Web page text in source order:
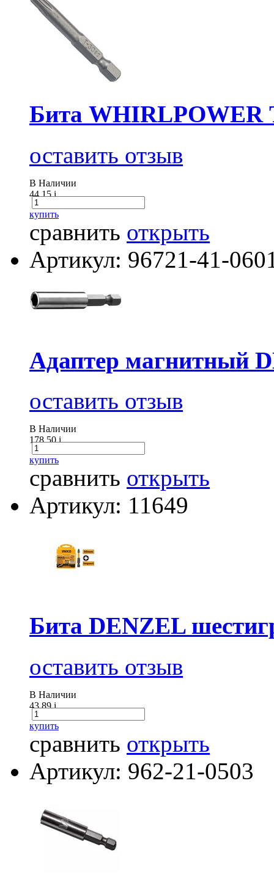
Бита WHIRLPOWER
оставить отзыв
В Наличии
44.15i
купить
сравнить открыть
Артикул: 96721-41-
Адаптер магнитный
оставить отзыв
В Наличии
178.50i
купить
сравнить открыть
Артикул: 11649
Бита DENZEL
оставить отзыв
В Наличии
43.89i
купить
сравнить открыть
Артикул: 962-21-0503